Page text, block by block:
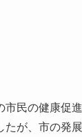
民の健康促
が、市の発